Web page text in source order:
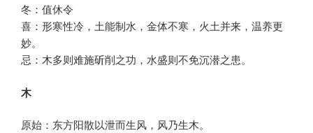
冬：值休令
喜：形寒性冷，土能制水，金体不寒，火土并来，温养更
妙。
忌：木多则难施斫削之功，水盛则不免沉潜之患。
木
原始：东方阳散以泄而生风，风乃生木。